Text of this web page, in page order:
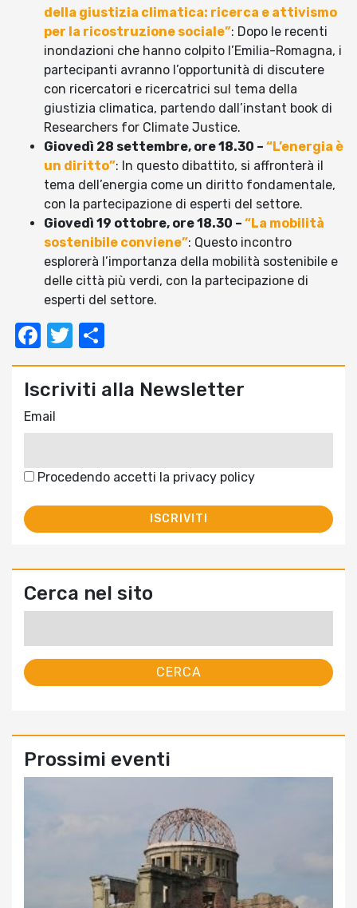
della giustizia climatica: ricerca e attivismo
per la ricostruzione sociale”: Dopo le recenti
inondazioni che hanno colpito l’Emilia-Romagna, i
partecipanti avranno l’opportunità di discutere
con ricercatori e ricercatrici sul tema della
giustizia climatica, partendo dall’instant book di
Researchers for Climate Justice.
Giovedì 28 settembre, ore 18.30 – “L’energia è
un diritto”: In questo dibattito, si affronterà il
tema dell’energia come un diritto fondamentale,
con la partecipazione di esperti del settore.
Giovedì 19 ottobre, ore 18.30 – “La mobilità
sostenibile conviene”: Questo incontro
esplorerà l’importanza della mobilità sostenibile e
delle città più verdi, con la partecipazione di
esperti del settore.
Facebook
Twitter
Iscriviti alla Newsletter
Email
Procedendo accetti la privacy policy
Cerca nel sito
Prossimi eventi